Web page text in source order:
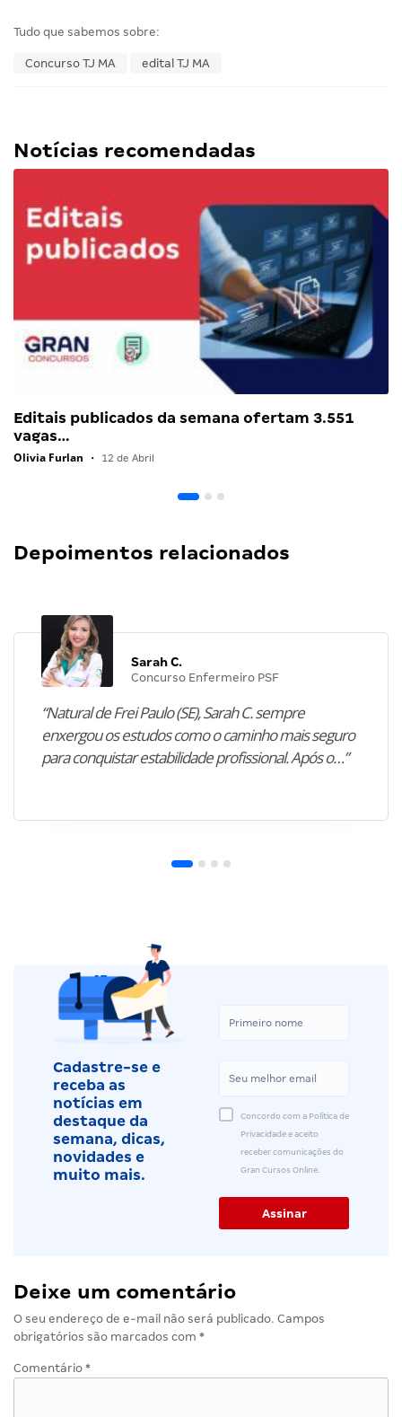
Tudo que sabemos sobre:
Concurso TJ MA edital TJ MA
Notícias recomendadas
Editais publicados da semana ofertam 3.551
vagas…
Olivia Furlan • 12 de Abril
Depoimentos relacionados
Sarah C.
Concurso Enfermeiro PSF
“Natural de Frei Paulo (SE), Sarah C. sempre
enxergou os estudos como o caminho mais seguro
para conquistar estabilidade profissional. Após o…”
Cadastre-se e
receba as
notícias em
destaque da
semana, dicas,
novidades e
muito mais.
Concordo com a Política de
Privacidade e aceito
receber comunicações do
Gran Cursos Online.
Deixe um comentário
O seu endereço de e-mail não será publicado. Campos
obrigatórios são marcados com *
Comentário *